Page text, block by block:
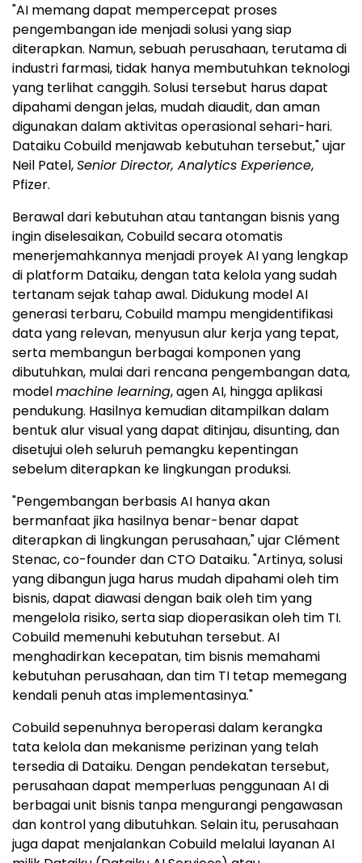
"AI memang dapat mempercepat proses
pengembangan ide menjadi solusi yang siap
diterapkan. Namun, sebuah perusahaan, terutama di
industri farmasi, tidak hanya membutuhkan teknologi
yang terlihat canggih. Solusi tersebut harus dapat
dipahami dengan jelas, mudah diaudit, dan aman
digunakan dalam aktivitas operasional sehari-hari.
Dataiku Cobuild menjawab kebutuhan tersebut," ujar
Neil Patel,Senior Director, Analytics Experience,
Pfizer.
Berawal dari kebutuhan atau tantangan bisnis yang
ingin diselesaikan, Cobuild secara otomatis
menerjemahkannya menjadi proyek AI yang lengkap
di platform Dataiku, dengan tata kelola yang sudah
tertanam sejak tahap awal. Didukung model AI
generasi terbaru, Cobuild mampu mengidentifikasi
data yang relevan, menyusun alur kerja yang tepat,
serta membangun berbagai komponen yang
dibutuhkan, mulai dari rencana pengembangan data,
modelmachine learning, agen AI, hingga aplikasi
pendukung. Hasilnya kemudian ditampilkan dalam
bentuk alur visual yang dapat ditinjau, disunting, dan
disetujui oleh seluruh pemangku kepentingan
sebelum diterapkan ke lingkungan produksi.
"Pengembangan berbasis AI hanya akan
bermanfaat jika hasilnya benar-benar dapat
diterapkan di lingkungan perusahaan," ujar Clément
Stenac, co-founder dan CTO Dataiku. "Artinya, solusi
yang dibangun juga harus mudah dipahami oleh tim
bisnis, dapat diawasi dengan baik oleh tim yang
mengelola risiko, serta siap dioperasikan oleh tim TI.
Cobuild memenuhi kebutuhan tersebut. AI
menghadirkan kecepatan, tim bisnis memahami
kebutuhan perusahaan, dan tim TI tetap memegang
kendali penuh atas implementasinya."
Cobuild sepenuhnya beroperasi dalam kerangka
tata kelola dan mekanisme perizinan yang telah
tersedia di Dataiku. Dengan pendekatan tersebut,
perusahaan dapat memperluas penggunaan AI di
berbagai unit bisnis tanpa mengurangi pengawasan
dan kontrol yang dibutuhkan. Selain itu, perusahaan
juga dapat menjalankan Cobuild melalui layanan AI